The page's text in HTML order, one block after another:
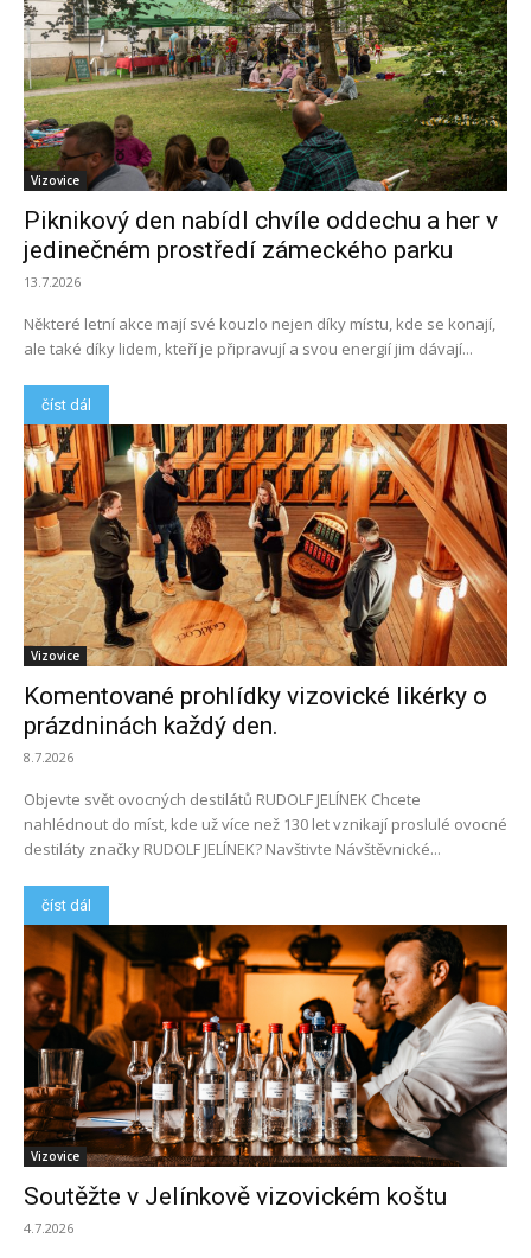
Vizovice
Piknikový den nabídl chvíle oddechu a her v
jedinečném prostředí zámeckého parku
13.7.2026
Některé letní akce mají své kouzlo nejen díky místu, kde se konají,
ale také díky lidem, kteří je připravují a svou energií jim dávají...
číst dál
Vizovice
Komentované prohlídky vizovické likérky o
prázdninách každý den.
8.7.2026
Objevte svět ovocných destilátů RUDOLF JELÍNEK Chcete
nahlédnout do míst, kde už více než 130 let vznikají proslulé ovocné
destiláty značky RUDOLF JELÍNEK? Navštivte Návštěvnické...
číst dál
Vizovice
Soutěžte v Jelínkově vizovickém koštu
4.7.2026